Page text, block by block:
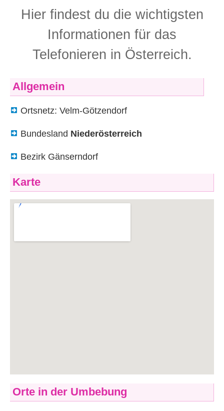
Hier findest du die wichtigsten
Informationen für das
Telefonieren in Österreich.
Allgemein
Ortsnetz: Velm-Götzendorf
Bundesland Niederösterreich
Bezirk Gänserndorf
Karte
Orte in der Umbebung